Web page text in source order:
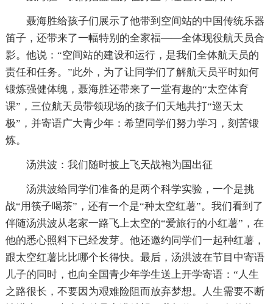
聂海胜给孩子们展示了他带到空间站的中国传统乐器
笛子，还带来了一幅特别的全家福——全体现役航天员合
影。他说：“空间站的建设和运行，是我们全体航天员的
责任和任务。”此外，为了让同学们了解航天员平时如何
锻炼强健体魄，聂海胜还带来了一堂有趣的“太空体育
课”，三位航天员带领现场的孩子们天地共打“巡天太
极”，并寄语广大青少年：希望同学们努力学习，刻苦锻
炼。
汤洪波：我们随时披上飞天战袍为国出征
汤洪波给同学们准备的是两个科学实验，一个是挑
战“用筷子喝茶”，还有一个是“种太空红薯”。我们看到了
伴随汤洪波从老家一路飞上太空的“爱旅行的小红薯”，在
他的悉心照料下已经发芽。他还邀约同学们一起种红薯，
跟太空红薯比比哪个长得快。最后，汤洪波在节目中寄语
儿子的同时，也向全国青少年学生送上开学寄语：“人生
之路很长，不要因为艰难险阻而放弃梦想。人生需要不断